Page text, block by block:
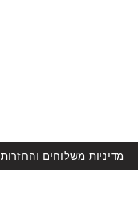
מדיניות משלוחים והחזרות